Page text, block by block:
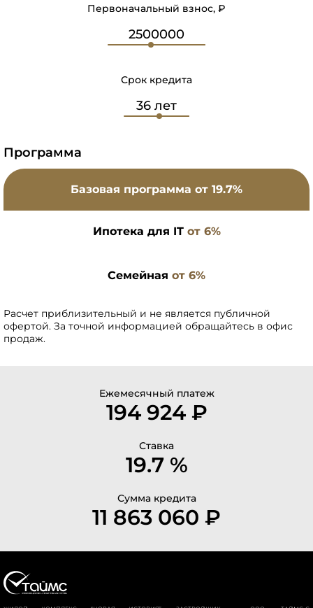
Первоначальный взнос, ₽
Срок кредита
Программа
Базовая программа от 19.7%
Ипотека для IT от 6%
Семейная от 6%
Расчет приблизительный и не является публичной
офертой. За точной информацией обращайтесь в офис
продаж.
Ежемесячный платеж
194 924 ₽
Ставка
19.7 %
Сумма кредита
11 863 060 ₽